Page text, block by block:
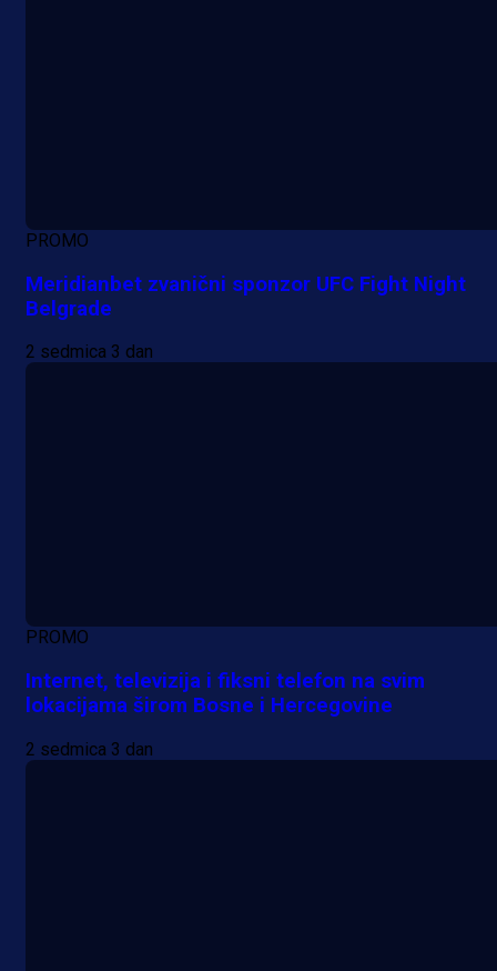
PROMO
Meridianbet zvanični sponzor UFC Fight Night
Belgrade
2 sedmica 3 dan
PROMO
Internet, televizija i fiksni telefon na svim
lokacijama širom Bosne i Hercegovine
2 sedmica 3 dan